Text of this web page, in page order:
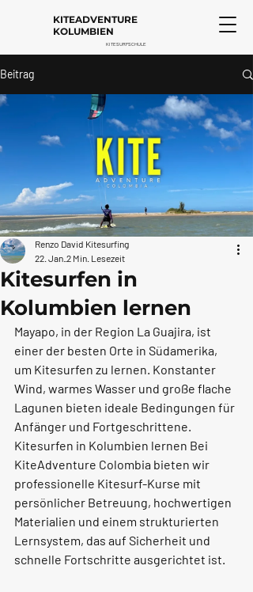
KITEADVENTURE
KOLUMBIEN
KITESURFSCHULE
Beitrag
Kitesurfen in
Kolumbien lernen
Renzo David Kitesurfing
22. Jan. 2 Min. Lesezeit
Mayapo, in der Region La Guajira, ist
einer der besten Orte in Südamerika,
um Kitesurfen zu lernen. Konstanter
Wind, warmes Wasser und große flache
Lagunen bieten ideale Bedingungen für
Anfänger und Fortgeschrittene.
Kitesurfen in Kolumbien lernen Bei
KiteAdventure Colombia bieten wir
professionelle Kitesurf-Kurse mit
persönlicher Betreuung, hochwertigen
Materialien und einem strukturierten
Lernsystem, das auf Sicherheit und
schnelle Fortschritte ausgerichtet ist.